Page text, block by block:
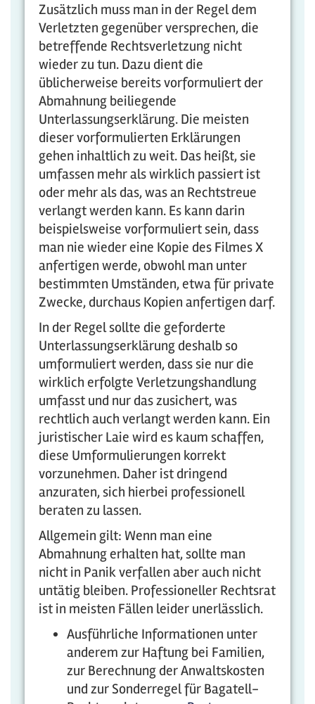
Zusätzlich muss man in der Regel dem
Verletzten gegenüber versprechen, die
betreffende Rechtsverletzung nicht
wieder zu tun. Dazu dient die
üblicherweise bereits vorformuliert der
Abmahnung beiliegende
Unterlassungserklärung. Die meisten
dieser vorformulierten Erklärungen
gehen inhaltlich zu weit. Das heißt, sie
umfassen mehr als wirklich passiert ist
oder mehr als das, was an Rechtstreue
verlangt werden kann. Es kann darin
beispielsweise vorformuliert sein, dass
man nie wieder eine Kopie des Filmes X
anfertigen werde, obwohl man unter
bestimmten Umständen, etwa für private
Zwecke, durchaus Kopien anfertigen darf.
In der Regel sollte die geforderte
Unterlassungserklärung deshalb so
umformuliert werden, dass sie nur die
wirklich erfolgte Verletzungshandlung
umfasst und nur das zusichert, was
rechtlich auch verlangt werden kann. Ein
juristischer Laie wird es kaum schaffen,
diese Umformulierungen korrekt
vorzunehmen. Daher ist dringend
anzuraten, sich hierbei professionell
beraten zu lassen.
Allgemein gilt: Wenn man eine
Abmahnung erhalten hat, sollte man
nicht in Panik verfallen aber auch nicht
untätig bleiben. Professioneller Rechtsrat
ist in meisten Fällen leider unerlässlich.
Ausführliche Informationen unter
anderem zur Haftung bei Familien,
zur Berechnung der Anwaltskosten
und zur Sonderregel für Bagatell-